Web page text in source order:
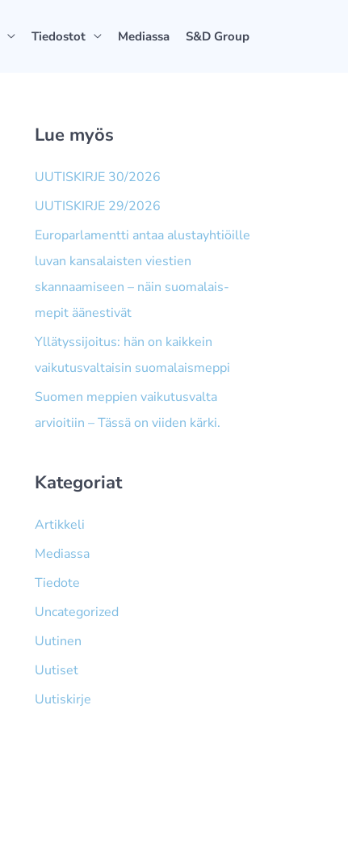
Tiedostot Mediassa S&D Group
Lue myös
UUTISKIRJE 30/2026
UUTISKIRJE 29/2026
Europarlamentti antaa alusta­yhtiöille
luvan kansalaisten viestien
skannaamiseen – näin suomalais­
mepit äänestivät
Yllätyssijoitus: hän on kaikkein
vaikutusvaltaisin suomalaismeppi
Suomen meppien vaikutusvalta
arvioitiin – Tässä on viiden kärki.
Kategoriat
Artikkeli
Mediassa
Tiedote
Uncategorized
Uutinen
Uutiset
Uutiskirje